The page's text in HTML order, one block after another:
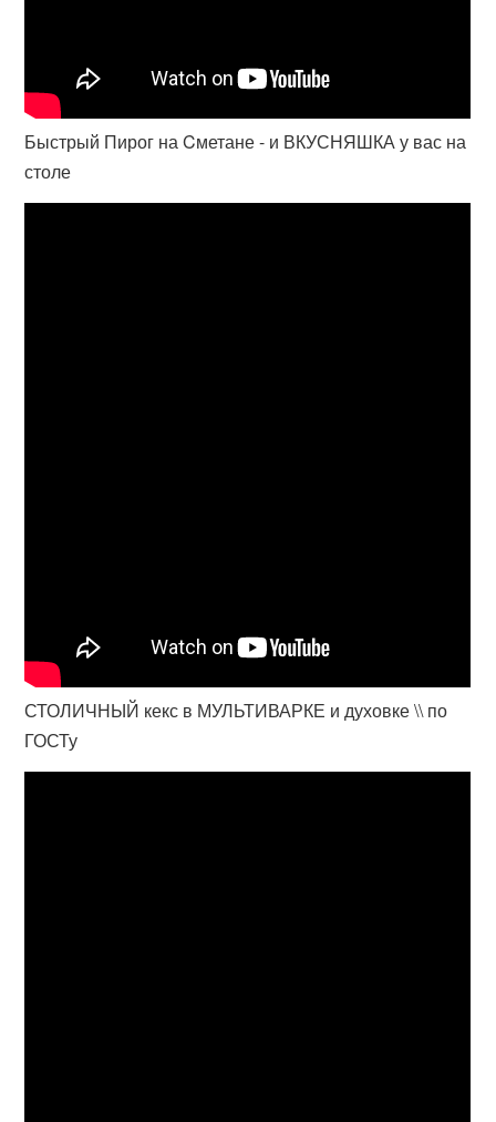
Быстрый Пирог на Cметане - и ВКУСНЯШКА у вас на
столе
СТОЛИЧНЫЙ кекс в МУЛЬТИВАРКЕ и духовке \\ по
ГОСТу